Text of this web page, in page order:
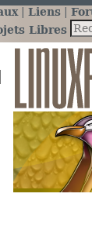
Liens
Libres